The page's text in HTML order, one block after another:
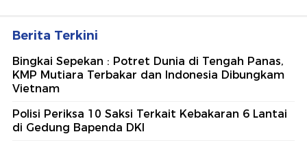
Berita Terkini
Bingkai Sepekan : Potret Dunia di Tengah Panas,
KMP Mutiara Terbakar dan Indonesia Dibungkam
Vietnam
Polisi Periksa 10 Saksi Terkait Kebakaran 6 Lantai
di Gedung Bapenda DKI